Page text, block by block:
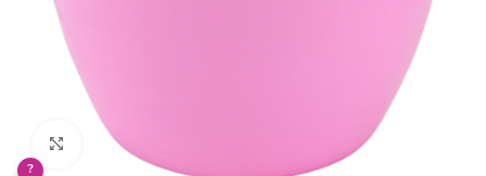
Klikněte pro zvětšení
?